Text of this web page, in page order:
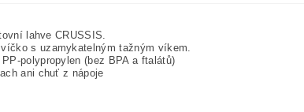
lahve CRUSSIS.
s uzamykatelným tažným víkem.
polypropylen (bez BPA a ftalátů)
ani chuť z nápoje